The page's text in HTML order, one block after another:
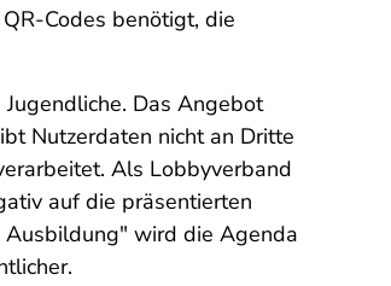
Codes benötigt, die
Das Angebot
Nutzerdaten nicht an Dritte
Als Lobbyverband
auf die präsentierten
Ausbildung" wird die Agenda